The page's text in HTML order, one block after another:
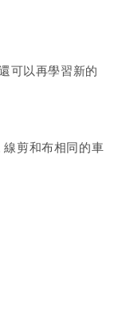
可以再學習新的
線剪和布相同的車